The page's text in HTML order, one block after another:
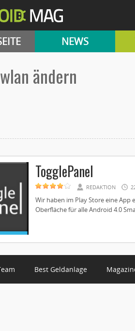
NEWS
ändern
TogglePanel
REDAKTION
Wir haben im Play Store eine App
Oberfläche für alle Android 4.0
Best Geldanlage